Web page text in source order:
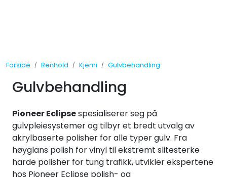
Forside Renhold Kjemi Gulvbehandling
Gulvbehandling
Pioneer Eclipsespesialiserer seg på
gulvpleiesystemer og tilbyr et bredt utvalg av
akrylbaserte polisher for alle typer gulv. Fra
høyglans polish for vinyl til ekstremt slitesterke
harde polisher for tung trafikk, utvikler ekspertene
hos Pioneer Eclipse polish- og
Måleinstrumenter
Kjemi
Renhold